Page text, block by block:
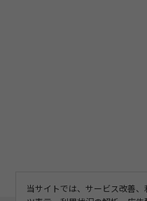
当サイトでは、サービス改善